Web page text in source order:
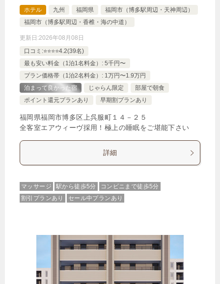
ホテル 九州 福岡県
福岡市（博多駅周辺・天神周辺）
福岡市（博多駅周辺・香椎・海の中道）
更新日:2026年08月08日
口コミ:⭐️⭐️⭐️⭐️4.2(39名)
最も安い料金（1泊1名料金）: 5千円〜
プラン価格帯（1泊2名料金）: 1万円〜1.9万円
泊まって良かった宿
じゃらん限定
部屋で朝食
ポイント還元プランあり
早期割プランあり
福岡県福岡市博多区上呉服町１４－２５
全客室エアウィーヴ採用！極上の睡眠をご堪能下さい
詳細
マッサージ 駅から徒歩5分
コンビニまで徒歩5分
割引プランあり
セール中プランあり